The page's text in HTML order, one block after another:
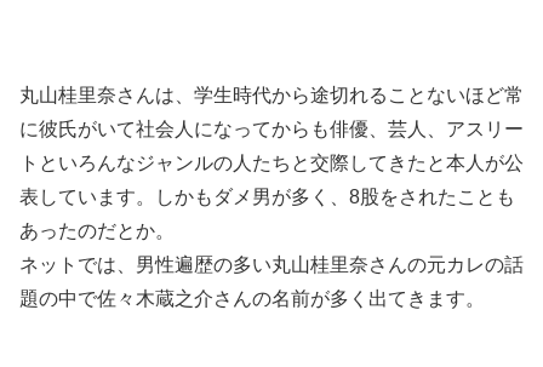
丸山桂里奈さんは、学生時代から途切れることないほど常
に彼氏がいて社会人になってからも俳優、芸人、アスリー
トといろんなジャンルの人たちと交際してきたと本人が公
表しています。しかもダメ男が多く、8股をされたことも
あったのだとか。
ネットでは、男性遍歴の多い丸山桂里奈さんの元カレの話
題の中で佐々木蔵之介さんの名前が多く出てきます。